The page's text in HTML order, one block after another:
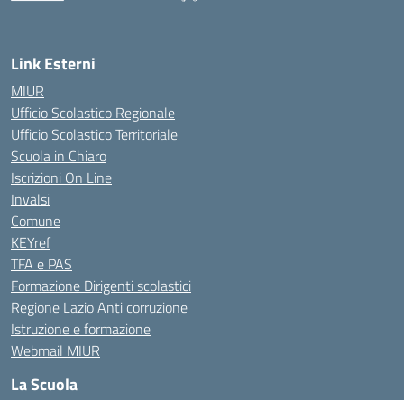
Link Esterni
MIUR
Ufficio Scolastico Regionale
Ufficio Scolastico Territoriale
Scuola in Chiaro
Iscrizioni On Line
Invalsi
Comune
KEYref
TFA e PAS
Formazione Dirigenti scolastici
Regione Lazio Anti corruzione
Istruzione e formazione
Webmail MIUR
La Scuola